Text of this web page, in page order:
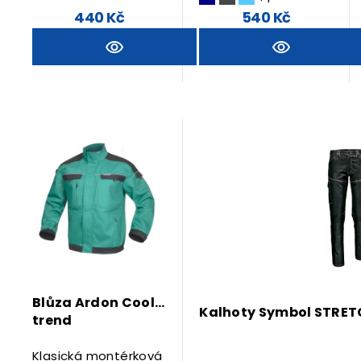
440 Kč 540 Kč
Blůza Ardon Cool
trend
Klasická montérková
Kalhoty Symbol